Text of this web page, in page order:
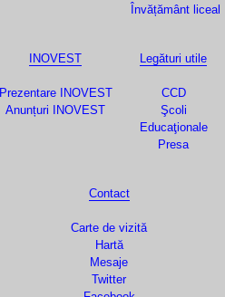
Învățământ liceal
INOVEST
Prezentare INOVEST
Anunțuri INOVEST
Legături utile
CCD
Şcoli
Educaţionale
Presa
Contact
Carte de vizită
Hartă
Mesaje
Twitter